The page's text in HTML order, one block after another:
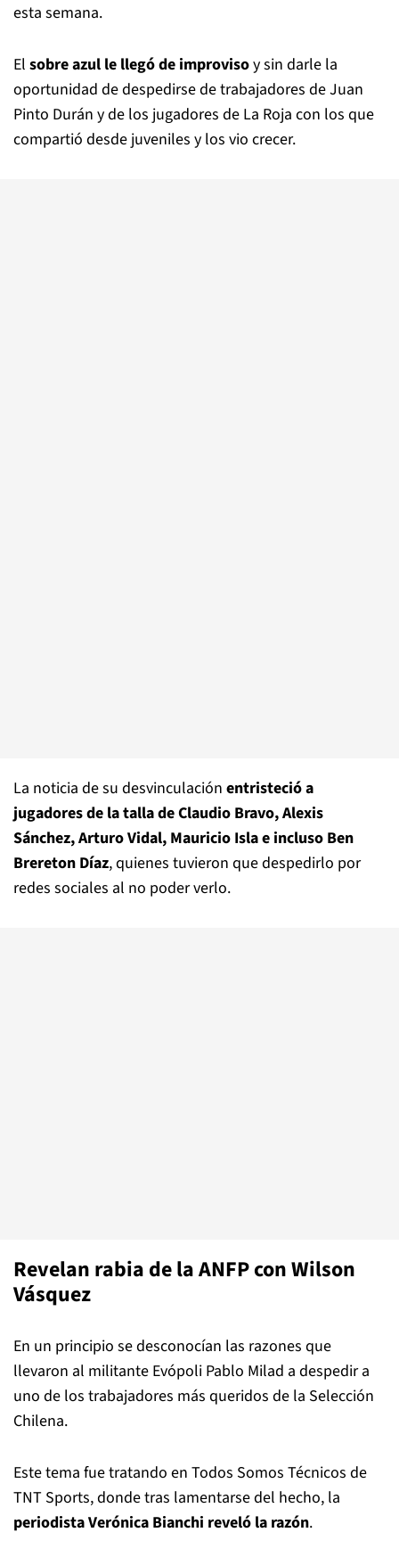
esta semana.
El sobre azul le llegó de improvisoy sin darle la
oportunidad de despedirse de trabajadores de Juan
Pinto Durán y de los jugadores de La Roja con los que
compartió desde juveniles y los vio crecer.
La noticia de su desvinculación entristeció a
jugadores de la talla de Claudio Bravo, Alexis
Sánchez, Arturo Vidal, Mauricio Isla e incluso Ben
Brereton Díaz, quienes tuvieron que despedirlo por
redes sociales al no poder verlo.
Revelan rabia de la ANFP con Wilson
Vásquez
En un principio se desconocían las razones que
llevaron al militante Evópoli Pablo Milad a despedir a
uno de los trabajadores más queridos de la Selección
Chilena.
Este tema fue tratando en Todos Somos Técnicos de
TNT Sports, donde tras lamentarse del hecho, la
periodista Verónica Bianchi reveló la razón.